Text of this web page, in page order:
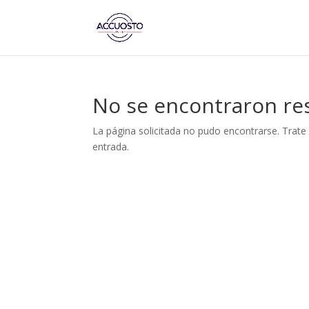
No se encontraron
La página solicitada no pudo encontrarse.
entrada.